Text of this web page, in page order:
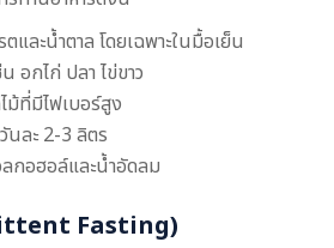
และน้ำตาล โดยเฉพาะในมื้อเย็น
อกไก่ ปลา ไข่ขาว
ม้ที่มีไฟเบอร์สูง
นละ 2-3 ลิตร
กอฮอล์และน้ำอัดลม
Fasting)